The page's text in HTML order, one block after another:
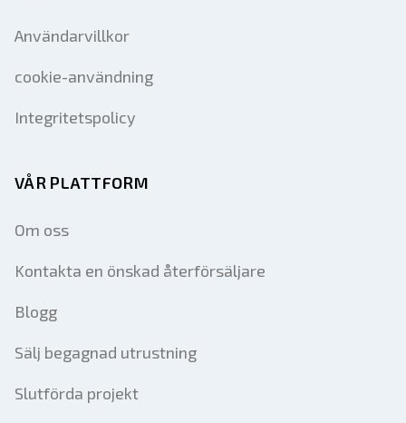
Användarvillkor
cookie-användning
Integritetspolicy
VÅR PLATTFORM
Om oss
Kontakta en önskad återförsäljare
Blogg
Sälj begagnad utrustning
Slutförda projekt